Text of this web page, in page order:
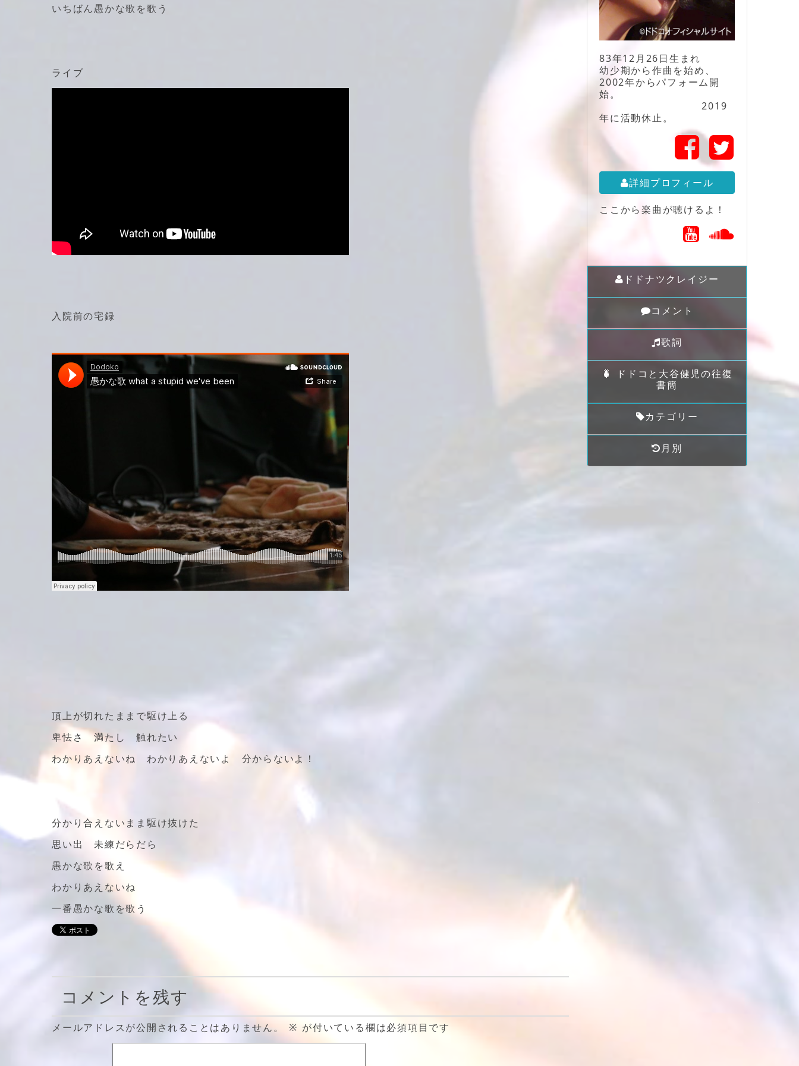
いちばん愚かな歌を歌う
ライブ
入院前の宅録
頂上が切れたままで駆け上る
卑怯さ 満たし 触れたい
わかりあえないね わかりあえないよ 分からないよ！
分かり合えないまま駆け抜けた
思い出 未練だらだら
愚かな歌を歌え
わかりあえないね
一番愚かな歌を歌う
コメントを残す
メールアドレスが公開されることはありません。 ※ が付いている欄は必須項目です
83年12月26日生まれ
幼少期から作曲を始め、
2002年からパフォーム開
始。
2019
年に活動休止。
詳細プロフィール
ここから楽曲が聴けるよ！
ドドナツクレイジー
コメント
歌詞
🐛 ドドコと大谷健児の往復
書簡
カテゴリー
月別